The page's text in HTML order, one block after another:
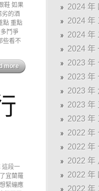
鞋 如果
劣的酒
點 重點
鬥爭
些看不
more
這段一
宜蘭羅
緊繃應
2024 年
2024 年
2024 年
2024 年
2023 年
2023 年
2023 年
2023 年
2023 年
2022 年
2022 年
2022 年
2022 年
2022 年